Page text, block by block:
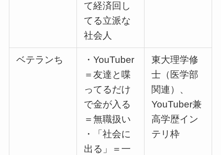
て経済回し
てる立派な
社会人
ベテランち
・YouTuber
＝友達と喋
ってるだけ
で金が入る
＝無職扱い
・「社会に
出る」＝一
東大理学修
士（医学部
関連）、
YouTuber兼
高学歴イン
テリ枠